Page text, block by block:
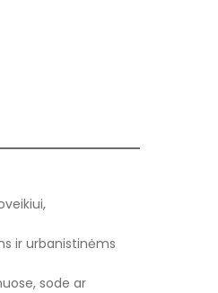
ir urbanistinėms
sode ar